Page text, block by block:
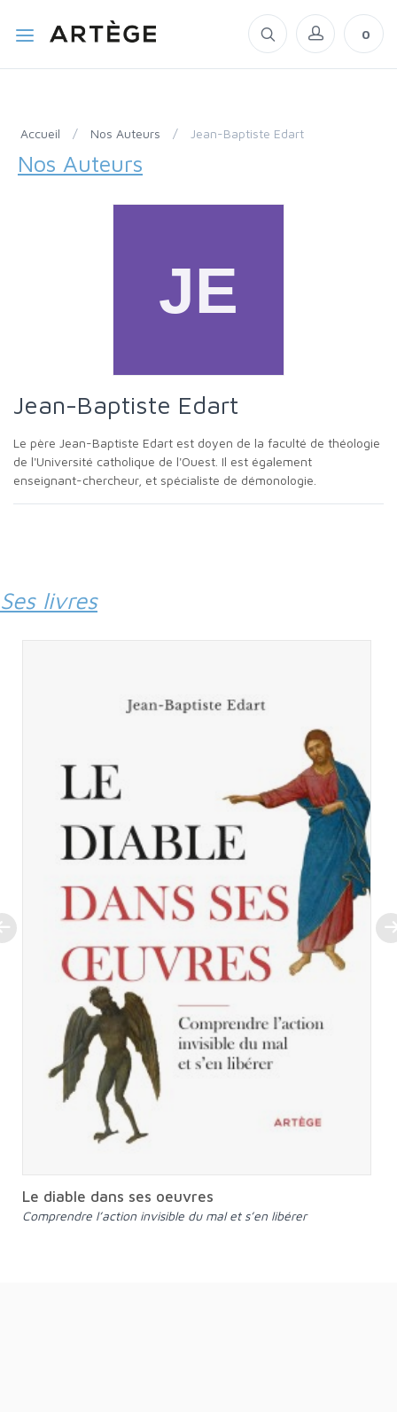
0
Accueil / Nos Auteurs / Jean-Baptiste Edart
Nos Auteurs
Jean-Baptiste Edart
Le père Jean-Baptiste Edart est doyen de la faculté de théologie
de l'Université catholique de l'Ouest. Il est également
enseignant-chercheur, et spécialiste de démonologie.
Ses livres
Le diable dans ses oeuvres
Comprendre l’action invisible du mal et s’en libérer